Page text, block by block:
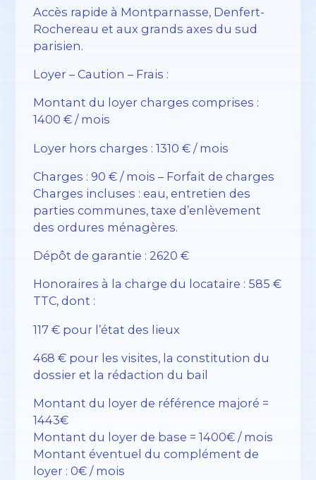
Accès rapide à Montparnasse, Denfert-
Rochereau et aux grands axes du sud
parisien.
Loyer – Caution – Frais :
Montant du loyer charges comprises :
1400 € / mois
Loyer hors charges : 1310 € / mois
Charges : 90 € / mois – Forfait de charges
Charges incluses : eau, entretien des
parties communes, taxe d’enlèvement
des ordures ménagères.
Dépôt de garantie : 2620 €
Honoraires à la charge du locataire : 585 €
TTC, dont :
117 € pour l’état des lieux
468 € pour les visites, la constitution du
dossier et la rédaction du bail
Montant du loyer de référence majoré =
1443€
Montant du loyer de base = 1400€ / mois
Montant éventuel du complément de
loyer : 0€ / mois